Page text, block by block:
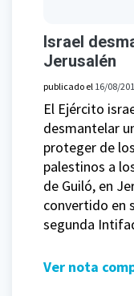
Israel
Jerusalén
publicado el 16/08/
El Ejército
desmantelar
proteger de
palestinos a
de Guiló, en
convertido en
segunda
Ver nota